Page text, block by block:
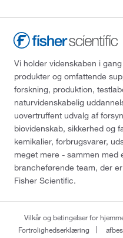
Vi holder videnskaben i
produkter og omfattende
forskning, produktion,
naturvidenskabelig
uovertruffent udvalg af
biovidenskab, sikkerhed og
kemikalier, forbrugsvarer,
meget mere - sammen med
brancheførende team, der
Fisher Scientific.
Vilkår og betingelser for
Fortrolighedserklæring